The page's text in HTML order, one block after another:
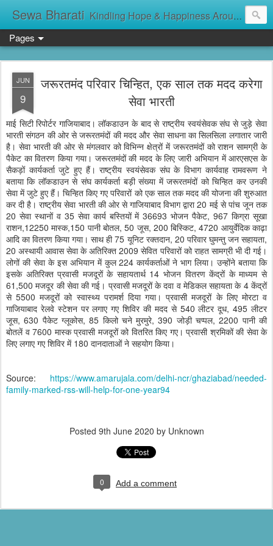
Sewa Bharati Kindling Hope & Happiness Around सेवा भारती சேவாபாரதி సేవా భారతి സേവാഭാരതി સેવા ભારતી সেবা ভাঁরাটি
Pages
JUN
9
जरूरतमंद परिवार चिन्हित, एक साल तक मदद करेगा
सेवा भारती
माई सिटी रिपोर्टर गाजियाबाद। लॉकडाउन के बाद से राष्ट्रीय स्वयंसेवक संघ से जुड़े सेवा
भारती संगठन की ओर से जरूरतमंदों की मदद और सेवा साधना का सिलसिला लगातार जारी
है। सेवा भारती की ओर से मंगलवार को विभिन्न क्षेत्रों में जरूरतमंदों को राशन सामग्री के
पैकेट का वितरण किया गया। जरूरतमंदों की मदद के लिए जारी अभियान में आरएसएस के
सैकड़ों कार्यकर्ता जुटे हुए हैं। राष्ट्रीय स्वयंसेवक संघ के विभाग कार्यवाह रामवरूण ने
बताया कि लॉकडाउन से संघ कार्यकर्ता बड़ी संख्या में जरूरतमंदों को चिन्हित कर उनकी
सेवा में जुटे हुए हैं। चिन्हित किए गए परिवारों को एक साल तक मदद की योजना की शुरुआत
कर दी है। राष्ट्रीय सेवा भारती की ओर से गाजियाबाद विभाग द्वारा 20 मई से पांच जून तक
20 सेवा स्थानों व 35 सेवा कार्य बस्तियों में 36693 भोजन पैकेट, 967 किग्रा सूखा
राशन,12250 मास्क,150 पानी बोतल, 50 जूस, 200 बिस्किट, 4720 आयुर्वेदिक काढ़ा
आदि का वितरण किया गया। साथ ही 75 यूनिट रक्तदान, 20 परिवार घुमन्तु जन सहायता,
20 अस्थायी आवास सेवा के अतिरिक्त 2009 सेवित परिवारों को राहत सामग्री भी दी गई।
लोगों की सेवा के इस अभियान में कुल 224 कार्यकर्ताओं ने भाग लिया। उन्होंने बताया कि
इसके अतिरिक्त प्रवासी मजदूरों के सहायतार्थ 14 भोजन वितरण केंद्रों के माध्यम से
61,500 मजदूर की सेवा की गई। प्रवासी मजदूरों के दवा व मेडिकल सहायता के 4 केंद्रों
से 5500 मजदूरों को स्वास्थ्य परामर्श दिया गया। प्रवासी मजदूरों के लिए मोरटा व
गाजियाबाद रेलवे स्टेशन पर लगाए गए शिविर की मदद से 540 लीटर दूध, 495 लीटर
जूस, 630 पैकेट ग्लूकोस, 85 किलो चने मुरमुरे, 390 जोड़ी चप्पल, 2200 पानी की
बोतलें व 7600 मास्क प्रवासी मजदूरों को वितरित किए गए। प्रवासी श्रमिकों की सेवा के
लिए लगाए गए शिविर में 180 दानदाताओं ने सहयोग किया।
Source: https://www.amarujala.com/delhi-ncr/ghaziabad/needed-
family-marked-rss-will-help-for-one-year94
Posted 9th June 2020 by Unknown
0 Add a comment